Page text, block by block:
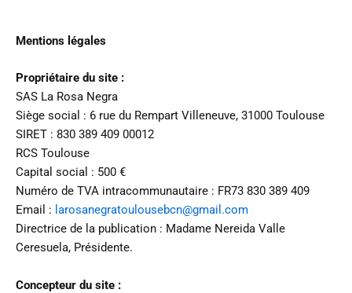
contenu
Mentions légales
Propriétaire du site :
SAS La Rosa Negra
Siège social : 6 rue du Rempart Villeneuve, 31000 Toulouse
SIRET : 830 389 409 00012
RCS Toulouse
Capital social : 500 €
Numéro de TVA intracommunautaire : FR73 830 389 409
Email : larosanegratoulousebcn@gmail.com
Directrice de la publication : Madame Nereida Valle
Ceresuela, Présidente.
Concepteur du site :